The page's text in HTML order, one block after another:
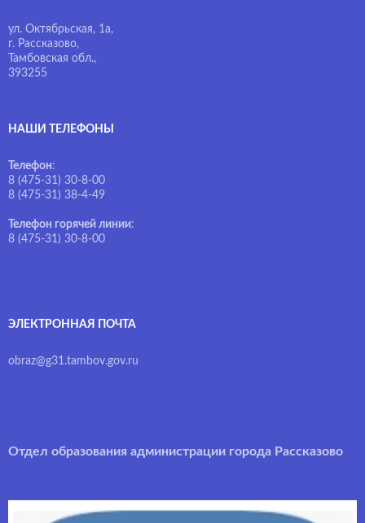
ул. Октябрьская, 1а,
г. Рассказово,
Тамбовская обл.,
393255
НАШИ ТЕЛЕФОНЫ
Телефон:
8 (475-31) 30-8-00
8 (475-31) 38-4-49
Телефон горячей линии:
8 (475-31) 30-8-00
ЭЛЕКТРОННАЯ ПОЧТА
obraz@g31.tambov.gov.ru
Отдел образования администрации города Рассказово